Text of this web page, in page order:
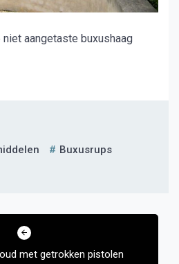
aangetaste buxushaag
Buxusrups
met getrokken pistolen